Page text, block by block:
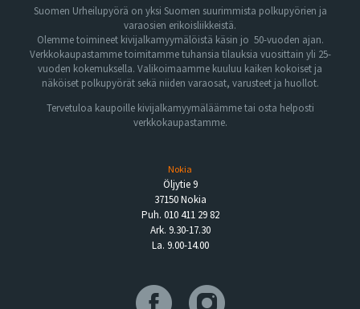
Suomen Urheilupyörä on yksi Suomen suurimmista polkupyörien ja
varaosien erikoisliikkeistä.
Olemme toimineet kivijalkamyymälöistä käsin jo 50-vuoden ajan.
Verkkokaupastamme toimitamme tuhansia tilauksia vuosittain yli 25-
vuoden kokemuksella. Valikoimaamme kuuluu kaiken kokoiset ja
näköiset polkupyörät sekä niiden varaosat, varusteet ja huollot.
Tervetuloa kaupoille kivijalkamyymäläämme tai osta helposti
verkkokaupastamme.
Nokia
Öljytie 9
37150 Nokia
Puh. 010 411 29 82
Ark. 9.30-17.30
La. 9.00-14.00